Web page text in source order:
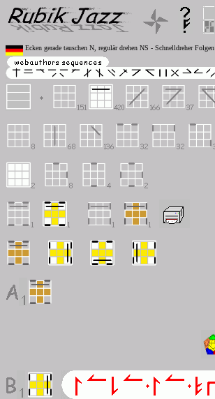
Ecken gerade tauschen N, regulär drehen NS - Schnelldreher Folgen